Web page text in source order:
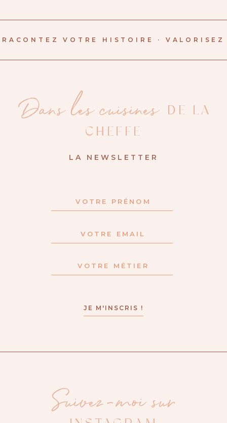
RACONTEZ VOTRE HISTOIRE ·
Dans les cuisines
DE LA
CHEFFE
LA NEWSLETTER
Suivez-moi sur